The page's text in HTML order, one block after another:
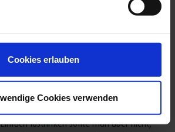
Cookies erlauben
Cookies verwenden
aus und stehen
Bad Kissingens:In diesem ganz
zwischen weitläufiger Architektur mit
goldenen Rohren und Zapfhähnen
lostrinken sollte man aber nicht,